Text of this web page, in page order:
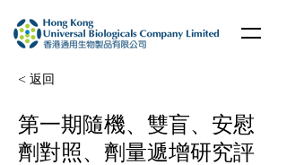
< 返回
第一期隨機、雙盲、安慰
劑對照、劑量遞增研究評